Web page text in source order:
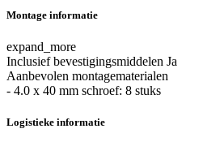
Montage informatie
expand_more
Inclusief bevestigingsmiddelen Ja
Aanbevolen montagematerialen
- 4.0 x 40 mm schroef: 8 stuks
Logistieke informatie